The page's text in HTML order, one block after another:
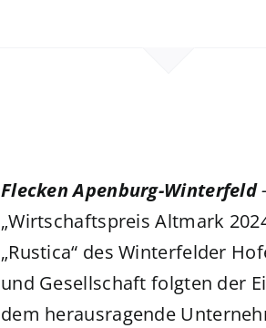
Flecken Apenburg-Winterfeld
„Wirtschaftspreis Altmark
„Rustica“ des Winterfelder
und Gesellschaft folgten der
dem herausragende